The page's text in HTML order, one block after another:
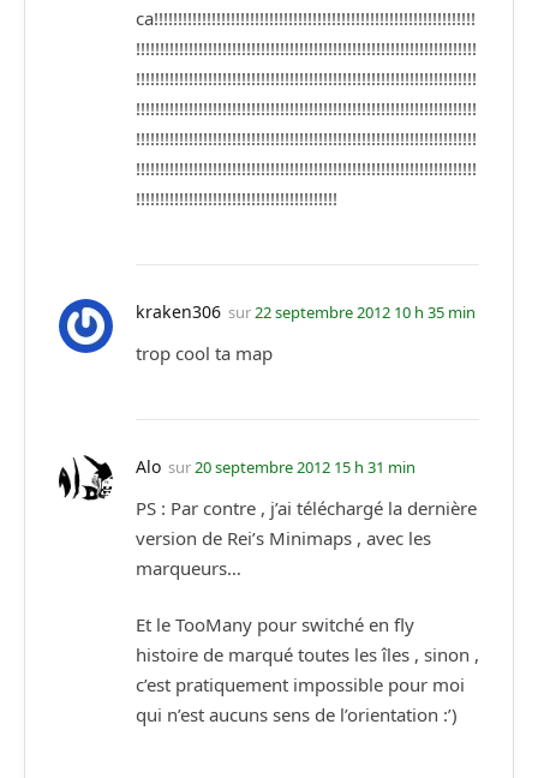
ca!!!!!!!!!!!!!!!!!!!!!!!!!!!!!!!!!!!!!!!!!!!!!!!!!!!!!!!!!!!!!!!!!!!
!!!!!!!!!!!!!!!!!!!!!!!!!!!!!!!!!!!!!!!!!!!!!!!!!!!!!!!!!!!!!!!!!!!!!!!
!!!!!!!!!!!!!!!!!!!!!!!!!!!!!!!!!!!!!!!!!!!!!!!!!!!!!!!!!!!!!!!!!!!!!!!
!!!!!!!!!!!!!!!!!!!!!!!!!!!!!!!!!!!!!!!!!!!!!!!!!!!!!!!!!!!!!!!!!!!!!!!
!!!!!!!!!!!!!!!!!!!!!!!!!!!!!!!!!!!!!!!!!!!!!!!!!!!!!!!!!!!!!!!!!!!!!!!
!!!!!!!!!!!!!!!!!!!!!!!!!!!!!!!!!!!!!!!!!!!!!!!!!!!!!!!!!!!!!!!!!!!!!!!
!!!!!!!!!!!!!!!!!!!!!!!!!!!!!!!!!!!!!!!!!!
kraken306 sur22 septembre 2012 10 h 35 min
trop cool ta map
Alo sur20 septembre 2012 15 h 31 min
PS : Par contre , j’ai téléchargé la dernière
version de Rei’s Minimaps , avec les
marqueurs…
Et le TooMany pour switché en fly
histoire de marqué toutes les îles , sinon ,
c’est pratiquement impossible pour moi
qui n’est aucuns sens de l’orientation :’)